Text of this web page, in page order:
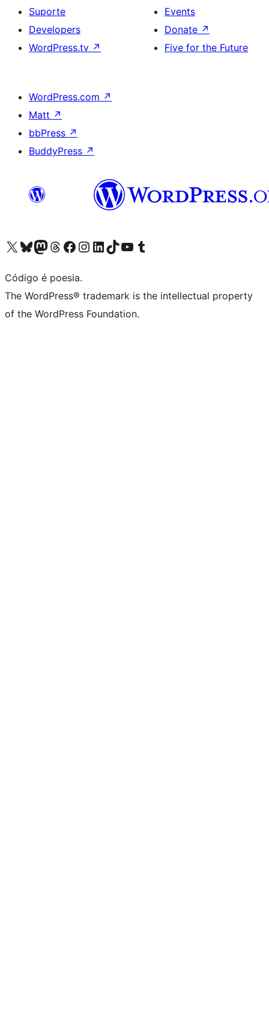
Suporte
Developers
WordPress.tv ↗
Events
Donate ↗
Five for the Future
WordPress.com ↗
Matt ↗
bbPress ↗
BuddyPress ↗
Visite a nossa conta X (antigo Twitter)
Visit our Bluesky account
Visit our Mastodon account
Visit our Threads account
Visite a nossa página do Facebook
Visite a nossa conta no Instagram
Visite a nossa conta no LinkedIn
Visit our TikTok account
Visit our YouTube channel
Visit our Tumblr account
Código é poesia.
The WordPress® trademark is the intellectual property
of the WordPress Foundation.